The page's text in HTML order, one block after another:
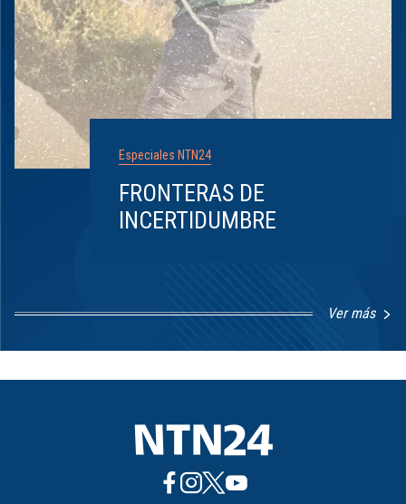
Especiales NTN24
FRONTERAS DE
INCERTIDUMBRE
Ver más
1
8